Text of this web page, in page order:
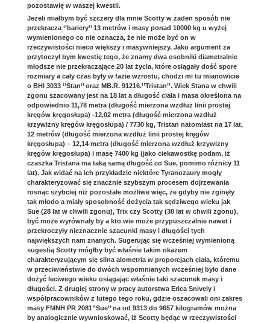
pozostawię w waszej kwestii.
Jeżeli miałbym być szczery dla mnie Scotty w żaden sposób nie
przekracza ‘’bariery’’ 13 metrów i masy ponad 10000 kg u wyżej
wymienionego co nie oznacza, że nie może być on w
rzeczywistości nieco większy i masywniejszy. Jako argument za
przytoczył bym kwestię tego, że znamy dwa osobniki diametralnie
młodsze nie przekraczające 20 lat życia, które osiągały dość spore
rozmiary a cały czas były w fazie wzrostu, chodzi mi tu mianowicie
o BHI 3033 ‘’Stan’’ oraz MB.R. 91216.’’Tristan’’. Wiek Stana w chwili
zgonu szacowany jest na 18 lat a długość ciała i masa określona na
odpowiednio 11,78 metra (długość mierzona wzdłuż linii prostej
kręgów kręgosłupa) -12,02 metra (długość mierzona wzdłuż
krzywizny kręgów kręgosłupa) / 7730 kg, Tristan natomiast na 17 lat,
12 metrów (długość mierzona wzdłuż linii prostej kręgów
kręgosłupa) – 12,14 metra (długość mierzona wzdłuż krzywizny
kręgów kręgosłupa) i masę 7400 kg (jako ciekawostkę podam, iż
czaszka Tristana ma taką samą długość co Sue, pomimo różnicy 11
lat). Jak widać na ich przykładzie niektóre Tyranozaury mogły
charakteryzować się znacznie szybszym procesem dojrzewania
rosnąc szybciej niż pozostałe możliwe więc, że gdyby nie zginęły
tak młodo a miały sposobność dożycia tak sędziwego wieku jak
Sue (28 lat w chwili zgonu), Trix czy Scotty (30 lat w chwili zgonu),
być może wyrównały by a kto wie może przypuszczalnie nawet i
przekroczyły nieznacznie szacunki masy i długości tych
największych nam znanych. Sugerując się wcześniej wymienioną
sugestią Scotty mógłby być właśnie takim okazem
charakteryzującym się silna alometria w proporcjach ciała, któremu
w przeciwieństwie do dwóch wspomnianych wcześniej było dane
dożyć leciwego wieku osiągając właśnie taki szacunek masy i
długości. Z drugiej strony w pracy autorstwa Erica Snively i
współpracowników z lutego tego roku, gdzie oszacowali oni zakres
masy FMNH PR 2081’’Sue’’ na od 9313 do 9657 kilogramów można
by analogicznie wywnioskować, iż Scotty będąc w rzeczywistości